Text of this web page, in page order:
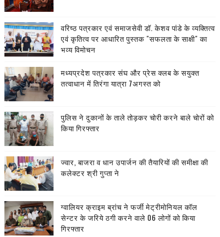
वरिष्ठ पत्रकार एवं समाजसेवी डॉ. केशव पांडे के व्यक्तित्व
एवं कृतित्व पर आधारित पुस्तक "सफलता के साक्षी" का
भव्य विमोचन
मध्यप्रदेश पत्रकार संघ और प्रेस क्लब के सयुक्त
तत्वाधान में तिरंगा यात्रा 7अगस्त को
पुलिस ने दुकानों के ताले तोड़कर चोरी करने बाले चोरों को
किया गिरफ्तार
ज्वार, बाजरा व धान उपार्जन की तैयारियों की समीक्षा की
कलेक्टर श्री गुप्ता ने
ग्वालियर क्राइम ब्रांच ने फर्जी मेट्रीमोनियल कॉल
सेन्टर के जरिये ठगी करने वाले 06 लोगों को किया
गिरफ्तार